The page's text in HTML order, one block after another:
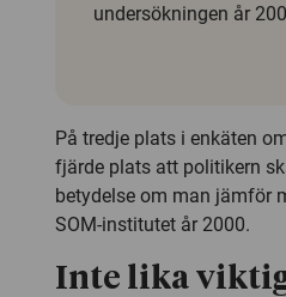
undersökningen år
På tredje plats i enkäten
fjärde plats att politikern
betydelse om man jämför
SOM-institutet år 2000.
Inte lika